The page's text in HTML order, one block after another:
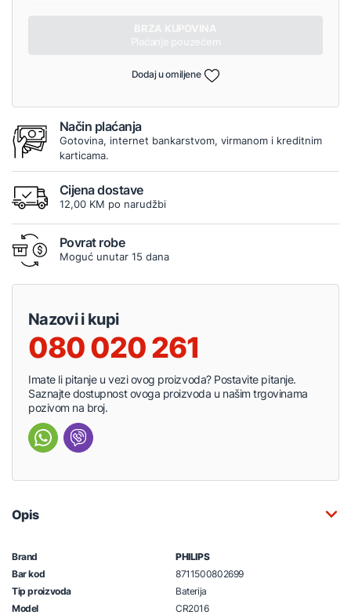
Dodaj u omiljene
Način plaćanja
Gotovina, internet bankarstvom, virmanom i kreditnim
karticama.
Cijena dostave
12,00 KM po narudžbi
Povrat robe
Moguć unutar 15 dana
Nazovi i kupi
080 020 261
Imate li pitanje u vezi ovog proizvoda? Postavite pitanje.
Saznajte dostupnost ovoga proizvoda u našim trgovinama
pozivom na broj.
Opis
Brand
PHILIPS
Bar kod
8711500802699
Tip proizvoda
Baterija
Model
CR2016